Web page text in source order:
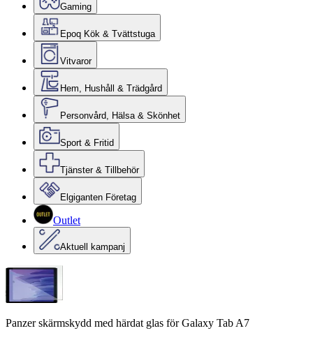
Gaming
Epoq Kök & Tvättstuga
Vitvaror
Hem, Hushåll & Trädgård
Personvård, Hälsa & Skönhet
Sport & Fritid
Tjänster & Tillbehör
Elgiganten Företag
Outlet
Aktuell kampanj
Panzer skärmskydd med härdat glas för Galaxy Tab A7